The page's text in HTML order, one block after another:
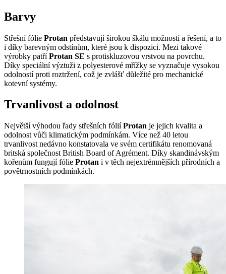
Barvy
Střešní fólie Protan představují širokou škálu možností a řešení, a to
i díky barevným odstínům, které jsou k dispozici. Mezi takové
výrobky patříProtan SE s protiskluzovou vrstvou na povrchu.
Díky speciální výztuži z polyesterové mřížky se vyznačuje vysokou
odolností proti roztržení, což je zvlášť důležité pro mechanické
kotevní systémy.
Trvanlivost a odolnost
Největší výhodou řady střešních fóliíProtan je jejich kvalita a
odolnost vůči klimatickým podmínkám. Více než 40 letou
trvanlivost nedávno konstatovala ve svém certifikátu renomovaná
britská společnost British Board of Agrément. Díky skandinávským
kořenům fungují fólie Protan i v těch nejextrémnějších přírodních a
povětrnostních podmínkách.